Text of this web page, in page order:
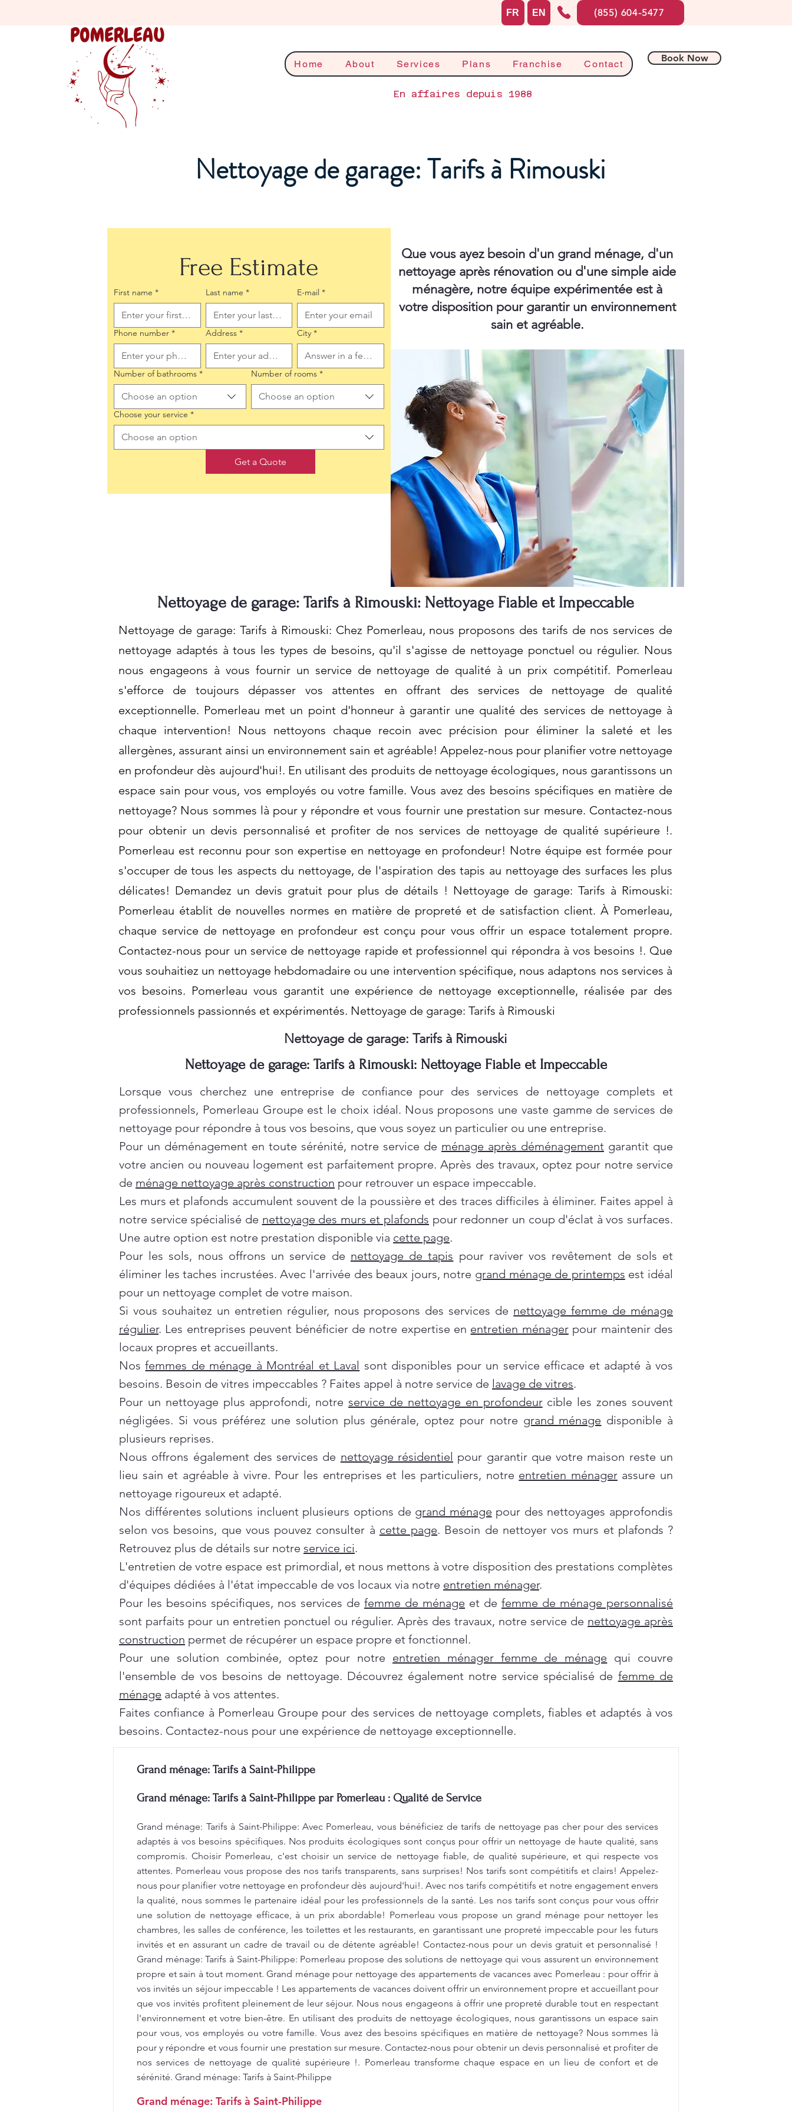
Home About Services Plans Franchise Contact
Book Now
En affaires depuis 1988
FR EN (855) 604-5477
Nettoyage de garage: Tarifs à Rimouski
Free Estimate
First name * Last name * E-mail *
Phone number * Address * City *
Number of bathrooms *
Choose an option
Number of rooms *
Choose an option
Choose your service *
Choose an option
Get a Quote
Que vous ayez besoin d'un grand ménage, d'un
nettoyage après rénovation ou d'une simple aide
ménagère, notre équipe expérimentée est à
votre disposition pour garantir un environnement
sain et agréable.
Nettoyage de garage: Tarifs à Rimouski: Nettoyage Fiable et Impeccable
Nettoyage de garage: Tarifs à Rimouski: Chez Pomerleau, nous proposons des tarifs de nos services de
nettoyage adaptés à tous les types de besoins, qu'il s'agisse de nettoyage ponctuel ou régulier. Nous
nous engageons à vous fournir un service de nettoyage de qualité à un prix compétitif. Pomerleau
s'efforce de toujours dépasser vos attentes en offrant des services de nettoyage de qualité
exceptionnelle. Pomerleau met un point d'honneur à garantir une qualité des services de nettoyage à
chaque intervention! Nous nettoyons chaque recoin avec précision pour éliminer la saleté et les
allergènes, assurant ainsi un environnement sain et agréable! Appelez-nous pour planifier votre nettoyage
en profondeur dès aujourd'hui!. En utilisant des produits de nettoyage écologiques, nous garantissons un
espace sain pour vous, vos employés ou votre famille. Vous avez des besoins spécifiques en matière de
nettoyage? Nous sommes là pour y répondre et vous fournir une prestation sur mesure. Contactez-nous
pour obtenir un devis personnalisé et profiter de nos services de nettoyage de qualité supérieure !.
Pomerleau est reconnu pour son expertise en nettoyage en profondeur! Notre équipe est formée pour
s'occuper de tous les aspects du nettoyage, de l'aspiration des tapis au nettoyage des surfaces les plus
délicates! Demandez un devis gratuit pour plus de détails ! Nettoyage de garage: Tarifs à Rimouski:
Pomerleau établit de nouvelles normes en matière de propreté et de satisfaction client. À Pomerleau,
chaque service de nettoyage en profondeur est conçu pour vous offrir un espace totalement propre.
Contactez-nous pour un service de nettoyage rapide et professionnel qui répondra à vos besoins !. Que
vous souhaitiez un nettoyage hebdomadaire ou une intervention spécifique, nous adaptons nos services à
vos besoins. Pomerleau vous garantit une expérience de nettoyage exceptionnelle, réalisée par des
professionnels passionnés et expérimentés. Nettoyage de garage: Tarifs à Rimouski
Nettoyage de garage: Tarifs à Rimouski
Nettoyage de garage: Tarifs à Rimouski: Nettoyage Fiable et Impeccable
Lorsque vous cherchez une entreprise de confiance pour des services de nettoyage complets et
professionnels, Pomerleau Groupe est le choix idéal. Nous proposons une vaste gamme de services de
nettoyage pour répondre à tous vos besoins, que vous soyez un particulier ou une entreprise.
Pour un déménagement en toute sérénité, notre service de ménage après déménagement garantit que
votre ancien ou nouveau logement est parfaitement propre. Après des travaux, optez pour notre service
de ménage nettoyage après construction pour retrouver un espace impeccable.
Les murs et plafonds accumulent souvent de la poussière et des traces difficiles à éliminer. Faites appel à
notre service spécialisé de nettoyage des murs et plafonds pour redonner un coup d'éclat à vos surfaces.
Une autre option est notre prestation disponible via cette page.
Pour les sols, nous offrons un service de nettoyage de tapis pour raviver vos revêtement de sols et
éliminer les taches incrustées. Avec l'arrivée des beaux jours, notre grand ménage de printemps est idéal
pour un nettoyage complet de votre maison.
Si vous souhaitez un entretien régulier, nous proposons des services de nettoyage femme de ménage
régulier. Les entreprises peuvent bénéficier de notre expertise en entretien ménagerpour maintenir des
locaux propres et accueillants.
Nosfemmes de ménage à Montréal et Laval sont disponibles pour un service efficace et adapté à vos
besoins. Besoin de vitres impeccables ? Faites appel à notre service de lavage de vitres.
Pour un nettoyage plus approfondi, notreservice de nettoyage en profondeurcible les zones souvent
négligées. Si vous préférez une solution plus générale, optez pour notre grand ménage disponible à
plusieurs reprises.
Nous offrons également des services de nettoyage résidentiel pour garantir que votre maison reste un
lieu sain et agréable à vivre. Pour les entreprises et les particuliers, notre entretien ménagerassure un
nettoyage rigoureux et adapté.
Nos différentes solutions incluent plusieurs options de grand ménage pour des nettoyages approfondis
selon vos besoins, que vous pouvez consulter à cette page. Besoin de nettoyer vos murs et plafonds ?
Retrouvez plus de détails sur notre service ici.
L'entretien de votre espace est primordial, et nous mettons à votre disposition des prestations complètes
d'équipes dédiées à l'état impeccable de vos locaux via notre entretien ménager.
Pour les besoins spécifiques, nos services de femme de ménage et de femme de ménage personnalisé
sont parfaits pour un entretien ponctuel ou régulier. Après des travaux, notre service de nettoyage après
construction permet de récupérer un espace propre et fonctionnel.
Pour une solution combinée, optez pour notre entretien ménager femme de ménage qui couvre
l'ensemble de vos besoins de nettoyage. Découvrez également notre service spécialisé de femme de
ménage adapté à vos attentes.
Faites confiance à Pomerleau Groupe pour des services de nettoyage complets, fiables et adaptés à vos
besoins. Contactez-nous pour une expérience de nettoyage exceptionnelle.
Grand ménage: Tarifs à Saint-Philippe
Grand ménage: Tarifs à Saint-Philippe par Pomerleau : Qualité de Service
Grand ménage: Tarifs à Saint-Philippe: Avec Pomerleau, vous bénéficiez de tarifs de nettoyage pas cher pour des services
adaptés à vos besoins spécifiques. Nos produits écologiques sont conçus pour offrir un nettoyage de haute qualité, sans
compromis. Choisir Pomerleau, c'est choisir un service de nettoyage fiable, de qualité supérieure, et qui respecte vos
attentes. Pomerleau vous propose des nos tarifs transparents, sans surprises! Nos tarifs sont compétitifs et clairs! Appelez-
nous pour planifier votre nettoyage en profondeur dès aujourd'hui!. Avec nos tarifs compétitifs et notre engagement envers
la qualité, nous sommes le partenaire idéal pour les professionnels de la santé. Les nos tarifs sont conçus pour vous offrir
une solution de nettoyage efficace, à un prix abordable! Pomerleau vous propose un grand ménage pour nettoyer les
chambres, les salles de conférence, les toilettes et les restaurants, en garantissant une propreté impeccable pour les futurs
invités et en assurant un cadre de travail ou de détente agréable! Contactez-nous pour un devis gratuit et personnalisé !
Grand ménage: Tarifs à Saint-Philippe: Pomerleau propose des solutions de nettoyage qui vous assurent un environnement
propre et sain à tout moment. Grand ménage pour nettoyage des appartements de vacances avec Pomerleau : pour offrir à
vos invités un séjour impeccable ! Les appartements de vacances doivent offrir un environnement propre et accueillant pour
que vos invités profitent pleinement de leur séjour. Nous nous engageons à offrir une propreté durable tout en respectant
l'environnement et votre bien-être. En utilisant des produits de nettoyage écologiques, nous garantissons un espace sain
pour vous, vos employés ou votre famille. Vous avez des besoins spécifiques en matière de nettoyage? Nous sommes là
pour y répondre et vous fournir une prestation sur mesure. Contactez-nous pour obtenir un devis personnalisé et profiter de
nos services de nettoyage de qualité supérieure !. Pomerleau transforme chaque espace en un lieu de confort et de
sérénité. Grand ménage: Tarifs à Saint-Philippe
Grand ménage: Tarifs à Saint-Philippe